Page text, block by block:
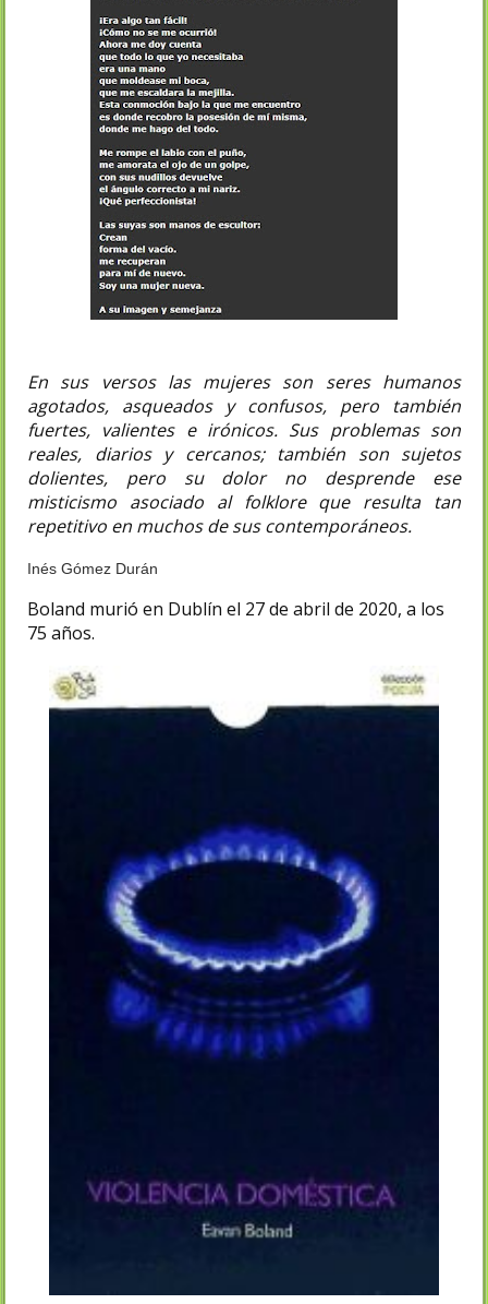
En sus versos las mujeres son seres humanos
agotados, asqueados y confusos, pero también
fuertes, valientes e irónicos. Sus problemas son
reales, diarios y cercanos; también son sujetos
dolientes, pero su dolor no desprende ese
misticismo asociado al folklore que resulta tan
repetitivo en muchos de sus contemporáneos.
Inés Gómez Durán
Boland murió en Dublín el 27 de abril de 2020, a los
75 años.